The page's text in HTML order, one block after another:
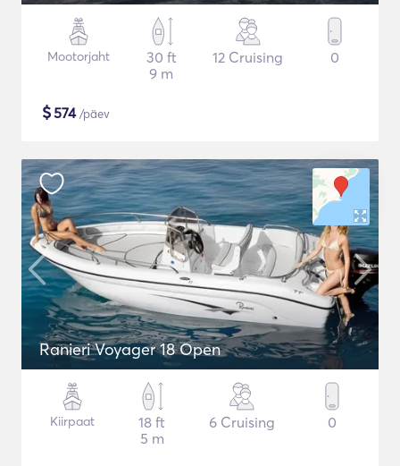
Mootorjaht
30 ft
9 m
12 Cruising 0
$574/päev
Ranieri Voyager 18 Open
Kiirpaat
18 ft
5 m
6 Cruising 0